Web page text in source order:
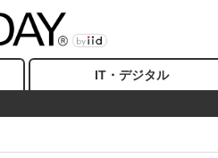
IT・デジタル